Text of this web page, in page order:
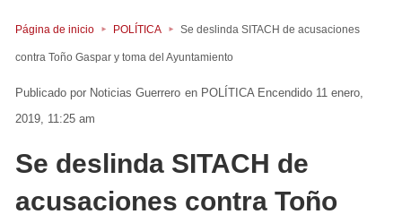
Página de inicio POLÍTICA Se deslinda SITACH de acusaciones
contra Toño Gaspar y toma del Ayuntamiento
Noticias Guerrero en POLÍTICA Encendido 11 enero,
2019, 11:25 am
Se deslinda SITACH de
acusaciones contra Toño